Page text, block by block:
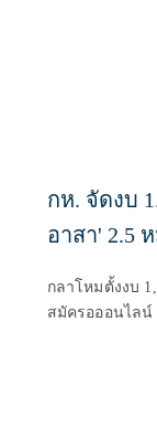
กห. จัดงบ
อาสา' 2.5
กลาโหมตั้งงบ
สมัครอออนไลน์